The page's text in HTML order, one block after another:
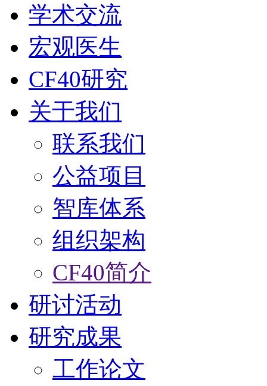
学术交流
宏观医生
CF40研究
关于我们
联系我们
公益项目
智库体系
组织架构
CF40简介
研讨活动
研究成果
工作论文